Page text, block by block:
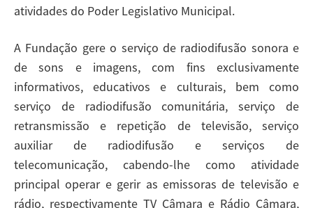
atividades do Poder Legislativo Municipal.
A Fundação gere o serviço de radiodifusão sonora e
de sons e imagens, com fins exclusivamente
informativos, educativos e culturais, bem como
serviço de radiodifusão comunitária, serviço de
retransmissão e repetição de televisão, serviço
auxiliar de radiodifusão e serviços de
telecomunicação, cabendo-lhe como atividade
principal operar e gerir as emissoras de televisão e
rádio, respectivamente TV Câmara e Rádio Câmara,